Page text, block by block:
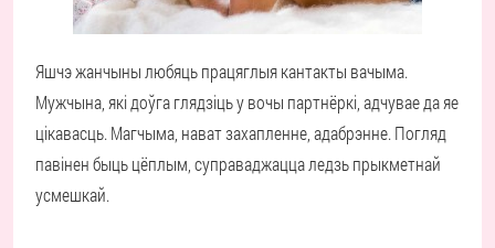
Яшчэ жанчыны любяць працяглыя кантакты вачыма.
Мужчына, які доўга глядзіць у вочы партнёркі, адчувае да яе
цікавасць. Магчыма, нават захапленне, адабрэнне. Погляд
павінен быць цёплым, суправаджацца ледзь прыкметнай
усмешкай.